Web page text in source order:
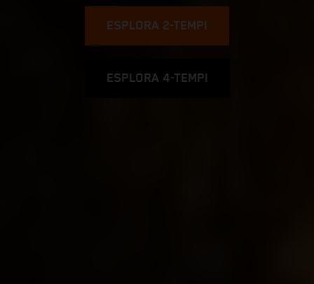
ESPLORA 2-TEMPI
ESPLORA 4-TEMPI